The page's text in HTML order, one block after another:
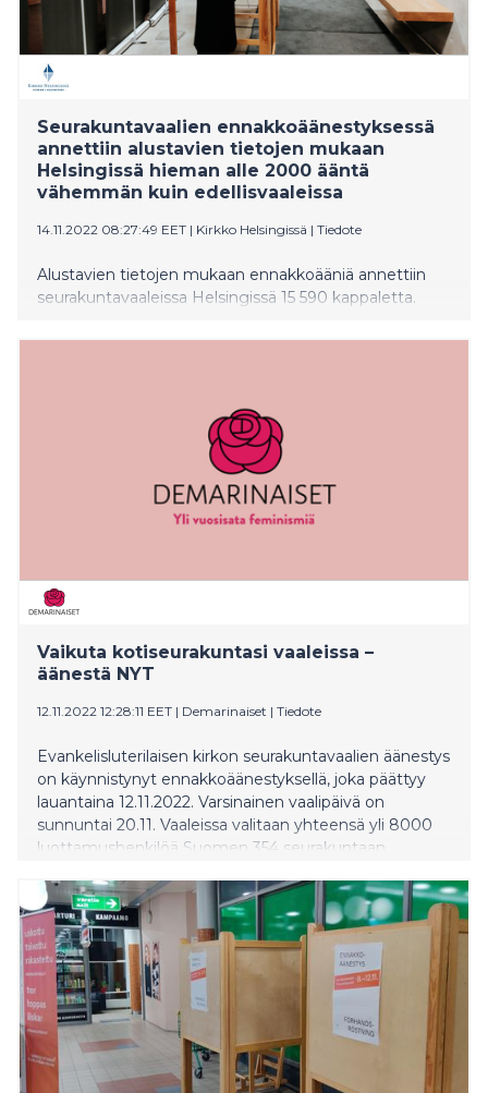
Seurakuntavaalien ennakkoäänestyksessä
annettiin alustavien tietojen mukaan
Helsingissä hieman alle 2000 ääntä
vähemmän kuin edellisvaaleissa
14.11.2022 08:27:49 EET | Kirkko Helsingissä | Tiedote
Alustavien tietojen mukaan ennakkoääniä annettiin
seurakuntavaaleissa Helsingissä 15 590 kappaletta.
Vaikuta kotiseurakuntasi vaaleissa –
äänestä NYT
12.11.2022 12:28:11 EET | Demarinaiset | Tiedote
Evankelisluterilaisen kirkon seurakuntavaalien äänestys
on käynnistynyt ennakkoäänestyksellä, joka päättyy
lauantaina 12.11.2022. Varsinainen vaalipäivä on
sunnuntai 20.11. Vaaleissa valitaan yhteensä yli 8000
luottamushenkilöä Suomen 354 seurakuntaan.
äänioikeuttaan ja siten vaikuttamaan oman
kotiseurakunnan tulevaisuuden suuntaan. Meille
kaikille on tärkeää, että seurakunnan palvelut ovat
avoimia ja yhdenvertaisesti saatavilla elämän eri
tilanteissa, kun apu, turva tai kannustus on tarpeen.
Seurakuntavaaleissa äänestysikä on 16 vuotta, mutta
kovin vähän nuoret käyttävät tätä mahdollisuutta.
Asian esille ottaminen jo rippikouluikäisenä onkin
toivottavaa, jotta tämä vaikuttamiskeino tulisi heille